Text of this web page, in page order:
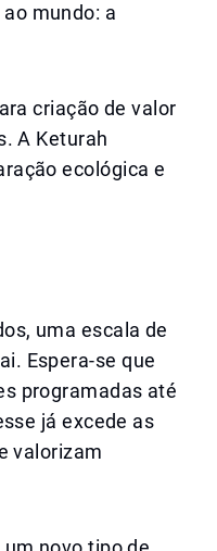
mundo: a
criação de valor
A Keturah
ecológica e
uma escala de
Espera-se que
programadas até
já excede as
valorizam